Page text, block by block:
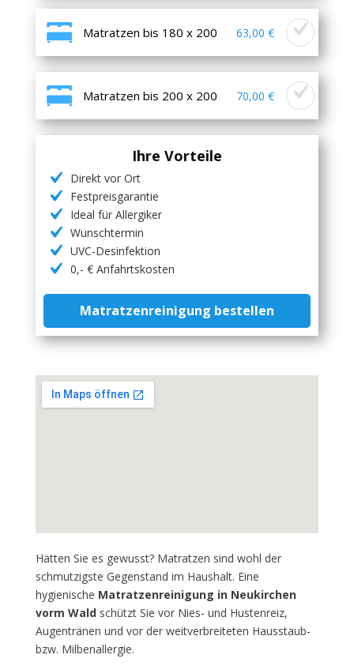
Matratzen bis 180 x 200 63,00 €
Matratzen bis 200 x 200 70,00 €
Ihre Vorteile
Direkt vor Ort
Festpreisgarantie
Ideal für Allergiker
Wunschtermin
UVC-Desinfektion
0,- € Anfahrtskosten
Matratzenreinigung bestellen
Hätten Sie es gewusst? Matratzen sind wohl der
schmutzigste Gegenstand im Haushalt. Eine
hygienische Matratzenreinigung in Neukirchen
vorm Waldschützt Sie vor Nies- und Hustenreiz,
Augentränen und vor der weitverbreiteten Hausstaub-
bzw. Milbenallergie.